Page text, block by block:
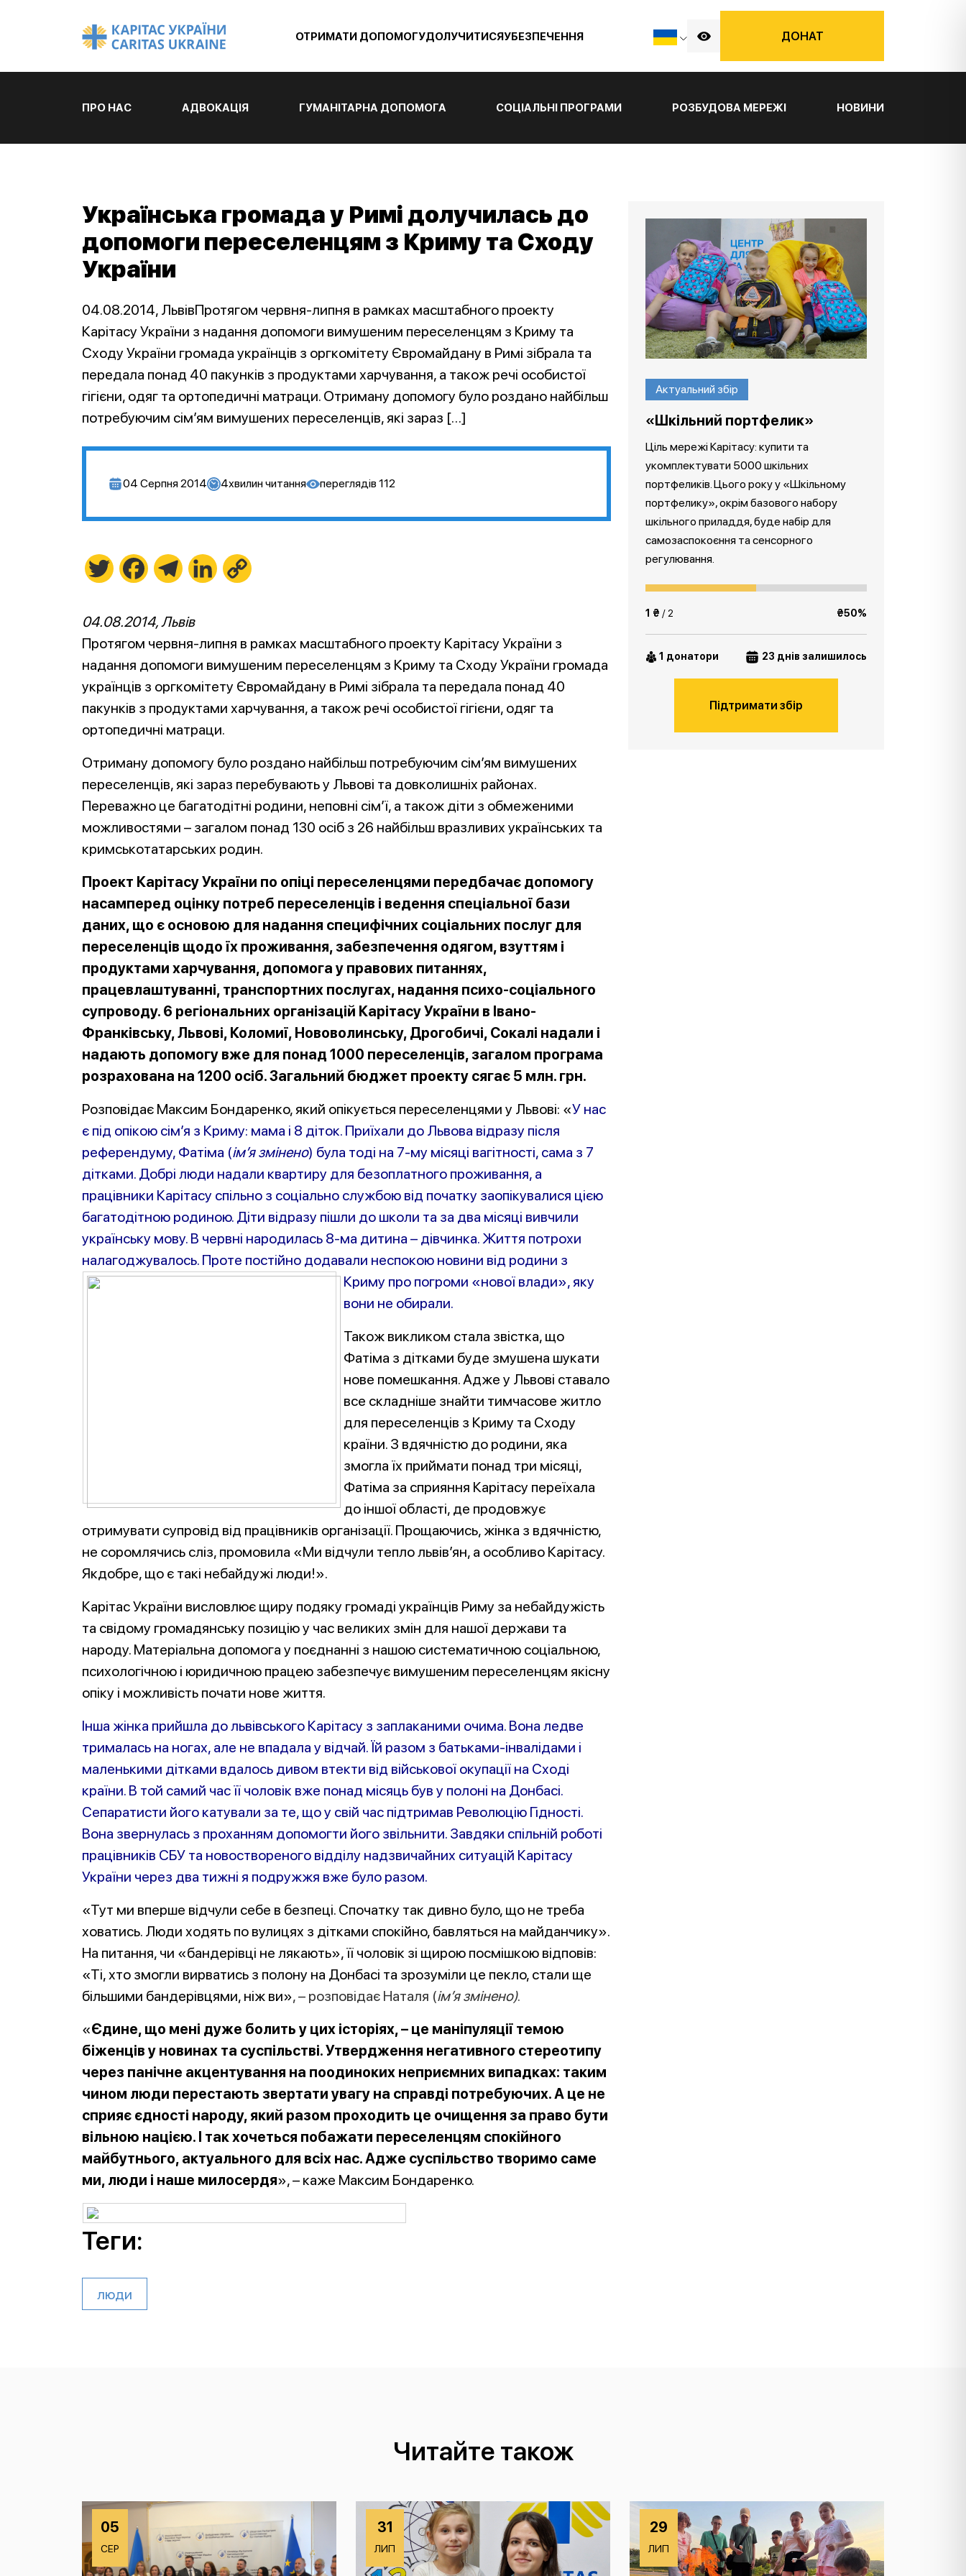
ОТРИМАТИ ДОПОМОГУДОЛУЧИТИСЯУБЕЗПЕЧЕННЯ ДОНАТ
ПРО НАС АДВОКАЦІЯ ГУМАНІТАРНА ДОПОМОГА СОЦІАЛЬНІ ПРОГРАМИ РОЗБУДОВА МЕРЕЖІ НОВИНИ
Українська громада у Римі долучилась до
допомоги переселенцям з Криму та Сходу
України
04.08.2014, ЛьвівПротягом червня-липня в рамках масштабного проекту
Карітасу України з надання допомоги вимушеним переселенцям з Криму та
Сходу України громада українців з оргкомітету Євромайдану в Римі зібрала та
передала понад 40 пакунків з продуктами харчування, а також речі особистої
гігієни, одяг та ортопедичні матраци. Отриману допомогу було роздано найбільш
потребуючим сім’ям вимушених переселенців, які зараз […]
04 Серпня 2014 4хвилин читання переглядів 112
Twitter FacebookTelegramLinkedIn
04.08.2014, Львів
Протягом червня-липня в рамках масштабного проекту Карітасу України з
надання допомоги вимушеним переселенцям з Криму та Сходу України громада
українців з оргкомітету Євромайдану в Римі зібрала та передала понад 40
пакунків з продуктами харчування, а також речі особистої гігієни, одяг та
ортопедичні матраци.
Отриману допомогу було роздано найбільш потребуючим сім’ям вимушених
переселенців, які зараз перебувають у Львові та довколишніх районах.
Переважно це багатодітні родини, неповні сім’ї, а також діти з обмеженими
можливостями – загалом понад 130 осіб з 26 найбільш вразливих українських та
кримськотатарських родин.
Проект Карітасу України по опіці переселенцями передбачає допомогу
насамперед оцінку потреб переселенців і ведення спеціальної бази
даних, що є основою для надання специфічних соціальних послуг для
переселенців щодо їх проживання, забезпечення одягом, взуттям і
продуктами харчування, допомога у правових питаннях,
працевлаштуванні, транспортних послугах, надання психо-соціального
супроводу. 6 регіональних організацій Карітасу України в Івано-
Франківську, Львові, Коломиї, Нововолинську, Дрогобичі, Сокалі надали і
надають допомогу вже для понад 1000 переселенців, загалом програма
розрахована на 1200 осіб. Загальний бюджет проекту сягає 5 млн. грн.
Розповідає Максим Бондаренко, який опікується переселенцями у Львові: «У нас
є під опікою сім’я з Криму: мама і 8 діток. Приїхали до Львова відразу після
референдуму, Фатіма (ім’я змінено) була тоді на 7-му місяці вагітності, сама з 7
дітками. Добрі люди надали квартиру для безоплатного проживання, а
працівники Карітасу спільно з соціально службою від початку заопікувалися цією
багатодітною родиною. Діти відразу пішли до школи та за два місяці вивчили
українську мову. В червні народилась 8-ма дитина – дівчинка. Життя потрохи
налагоджувалось. Проте постійно додавали неспокою новини від родини з
Криму про погроми «нової влади», яку
вони не обирали.
Також викликом стала звістка, що
Фатіма з дітками буде змушена шукати
нове помешкання. Адже у Львові ставало
все складніше знайти тимчасове житло
для переселенців з Криму та Сходу
країни. З вдячністю до родини, яка
змогла їх приймати понад три місяці,
Фатіма за сприяння Карітасу переїхала
до іншої області, де продовжує
отримувати супровід від працівників організації. Прощаючись, жінка з вдячністю,
не соромлячись сліз, промовила «Ми відчули тепло львів’ян, а особливо Карітасу.
Якдобре, що є такі небайдужі люди!».
Карітас України висловлює щиру подяку громаді українців Риму за небайдужість
та свідому громадянську позицію у час великих змін для нашої держави та
народу. Матеріальна допомога у поєднанні з нашою систематичною соціальною,
психологічною і юридичною працею забезпечує вимушеним переселенцям якісну
опіку і можливість почати нове життя.
Інша жінка прийшла до львівського Карітасу з заплаканими очима. Вона ледве
трималась на ногах, але не впадала у відчай. Їй разом з батьками-інвалідами і
маленькими дітками вдалось дивом втекти від військової окупації на Сході
країни. В той самий час її чоловік вже понад місяць був у полоні на Донбасі.
Сепаратисти його катували за те, що у свій час підтримав Революцію Гідності.
Вона звернулась з проханням допомогти його звільнити. Завдяки спільній роботі
працівників СБУ та новоствореного відділу надзвичайних ситуацій Карітасу
України через два тижні я подружжя вже було разом.
«Тут ми вперше відчули себе в безпеці. Спочатку так дивно було, що не треба
ховатись. Люди ходять по вулицях з дітками спокійно, бавляться на майданчику».
На питання, чи «бандерівці не лякають», її чоловік зі щирою посмішкою відповів:
«Ті, хто змогли вирватись з полону на Донбасі та зрозуміли це пекло, стали ще
більшими бандерівцями, ніж ви», – розповідає Наталя (ім’я змінено).
«Єдине, що мені дуже болить у цих історіях, – це маніпуляції темою
біженців у новинах та суспільстві. Утвердження негативного стереотипу
через панічне акцентування на поодиноких неприємних випадках: таким
чином люди перестають звертати увагу на справді потребуючих. А це не
сприяє єдності народу, який разом проходить це очищення за право бути
вільною нацією. І так хочеться побажати переселенцям спокійного
майбутнього, актуального для всіх нас. Адже суспільство творимо саме
ми, люди і наше милосердя», – каже Максим Бондаренко.
Теги:
люди
Актуальний збір
«Шкільний портфелик»
Ціль мережі Карітасу: купити та
укомплектувати 5000 шкільних
портфеликів. Цього року у «Шкільному
портфелику», окрім базового набору
шкільного приладдя, буде набір для
самозаспокоєння та сенсорного
регулювання.
1 ₴ / 2 ₴50%
1 донатори 23 днів залишилось
Підтримати збір
Читайте також
05
СЕР
31
ЛИП
29
ЛИП